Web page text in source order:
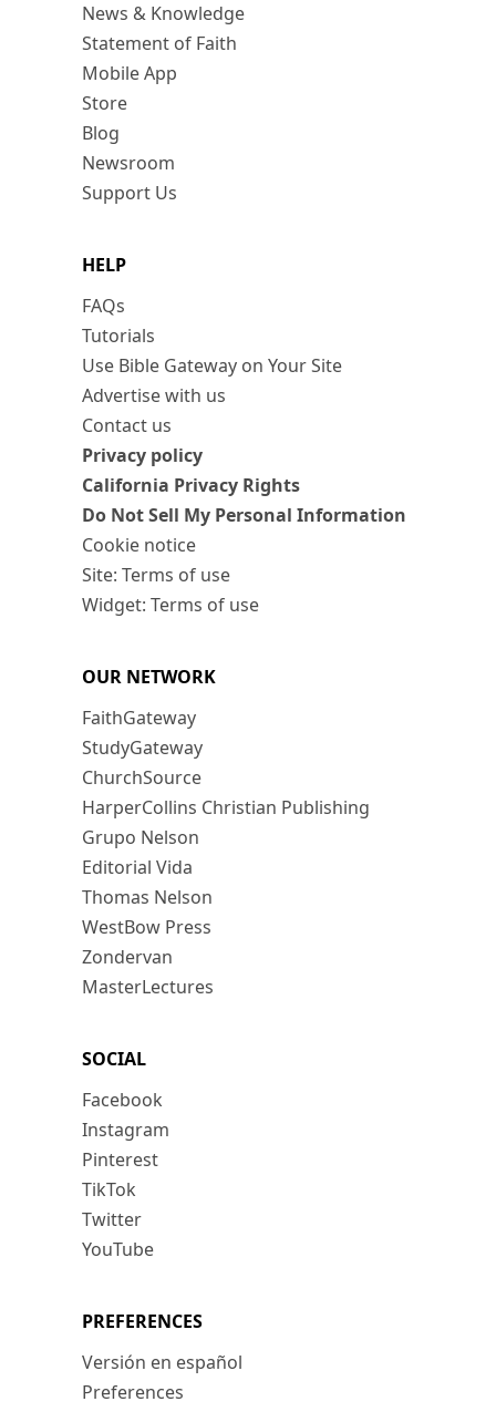
News & Knowledge
Statement of Faith
Mobile App
Store
Blog
Newsroom
Support Us
HELP
FAQs
Tutorials
Use Bible Gateway on Your Site
Advertise with us
Contact us
Privacy policy
California Privacy Rights
Do Not Sell My Personal Information
Cookie notice
Site: Terms of use
Widget: Terms of use
OUR NETWORK
FaithGateway
StudyGateway
ChurchSource
HarperCollins Christian Publishing
Grupo Nelson
Editorial Vida
Thomas Nelson
WestBow Press
Zondervan
MasterLectures
SOCIAL
Facebook
Instagram
Pinterest
TikTok
Twitter
YouTube
PREFERENCES
Versión en español
Preferences